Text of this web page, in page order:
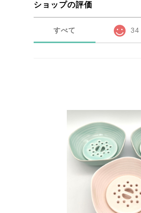
ショップの評価
すべて 34